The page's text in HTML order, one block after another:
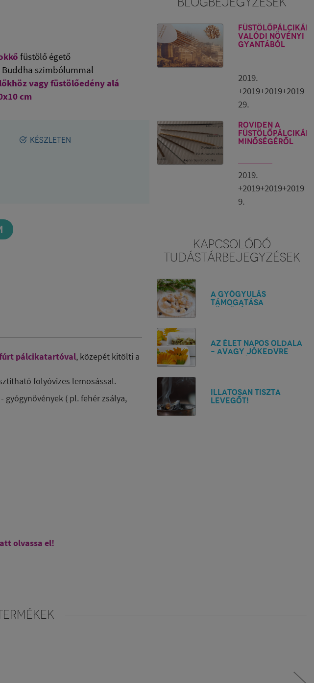
füstölő égető
Buddha szimbólummal
vagy füstölőedény alá
cm
KÉSZLETEN
Füstölőpálcikák
valódi növényi
gyantából
2019.
+2019+2019+2019
29.
Röviden a
füstölőpálcikák
minőségéről
2019.
+2019+2019+2019
9.
KAPCSOLÓDÓ
TUDÁSTÁRBEJEGYZÉSEK
A gyógyulás
támogatása
Az élet napos oldala
– avagy jókedvre
Illatosan tiszta
levegőt!
pálcikatartóval, közepét kitölti a
folyóvizes lemosással.
( pl. fehér zsálya,
olvassa el!